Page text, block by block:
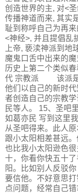
创造世界的主, 对<
传播神道而来, 其实
耻到称呼自己为再
<神经>, 并且提倡乱
上帝, 亵渎神派到地
魔鬼口舌中出来的
历史上第二个类似
代 宗教派 该派是
他们以自己的新时
者创造自己的宗教
民等人。 15、圣吧
如葛亦民 写到这里
从圣吧得来。此人
跟小太阳相差甚远
也比我小太阳逊色
十，你看你快五十
阳。比如别人反驳
要信他。不好意思
点问题，经常自己